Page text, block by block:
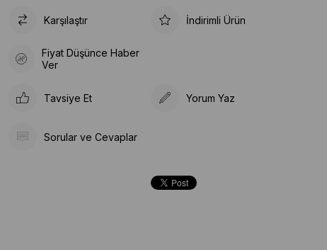
Karşılaştır İndirimli Ürün
Fiyat Düşünce Haber
Ver
Tavsiye Et Yorum Yaz
Sorular ve Cevaplar